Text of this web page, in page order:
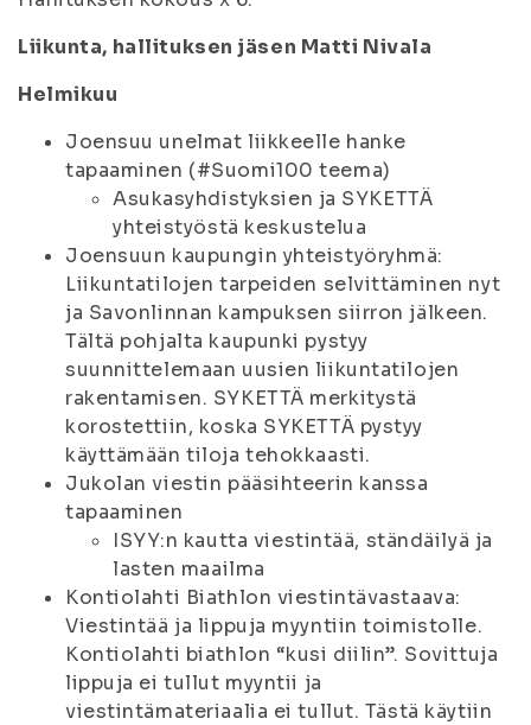
Liikunta, hallituksen jäsen Matti Nivala
Helmikuu
Joensuu unelmat liikkeelle hanke
tapaaminen (#Suomi100 teema)
Asukasyhdistyksien ja SYKETTÄ
yhteistyöstä keskustelua
Joensuun kaupungin yhteistyöryhmä:
Liikuntatilojen tarpeiden selvittäminen nyt
ja Savonlinnan kampuksen siirron jälkeen.
Tältä pohjalta kaupunki pystyy
suunnittelemaan uusien liikuntatilojen
rakentamisen. SYKETTÄ merkitystä
korostettiin, koska SYKETTÄ pystyy
käyttämään tiloja tehokkaasti.
Jukolan viestin pääsihteerin kanssa
tapaaminen
ISYY:n kautta viestintää, ständäilyä ja
lasten maailma
Kontiolahti Biathlon viestintävastaava:
Viestintää ja lippuja myyntiin toimistolle.
Kontiolahti biathlon “kusi diilin”. Sovittuja
lippuja ei tullut myyntii ja
viestintämateriaalia ei tullut. Tästä käytiin